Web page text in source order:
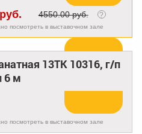
4550.00 руб. ?
посмотреть в выставочном зале
13ТК 10316, г/п
6 м
посмотреть в выставочном зале